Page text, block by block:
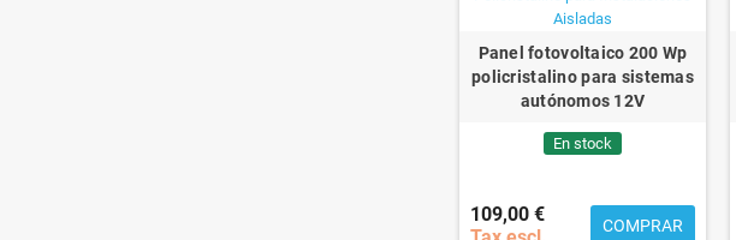
Panel fotovoltaico 200 Wp
policristalino para sistemas
autónomos 12V
En stock
109,00 €
COMPRAR